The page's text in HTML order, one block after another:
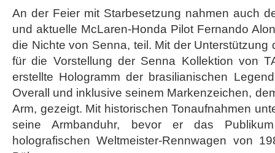
An der Feier mit Starbesetzung nahmen auch
und aktuelle McLaren-Honda Pilot Fernando
die Nichte von Senna, teil. Mit der Unterstützung
für die Vorstellung der Senna Kollektion von
erstellte Hologramm der brasilianischen
Overall und inklusive seinem Markenzeichen,
Arm, gezeigt. Mit historischen Tonaufnahmen
seine Armbanduhr, bevor er das
holografischen Weltmeister-Rennwagen von